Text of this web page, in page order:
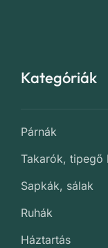
Kategóriák
Párnák
Takarók, tipegő
Sapkák, sálak
Ruhák
Háztartás